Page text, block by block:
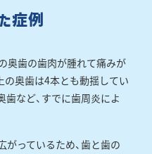
症例
奥歯の歯肉が腫れて痛みが
の奥歯は4本とも動揺してい
歯など、すでに歯周炎によ
がっているため、歯と歯の